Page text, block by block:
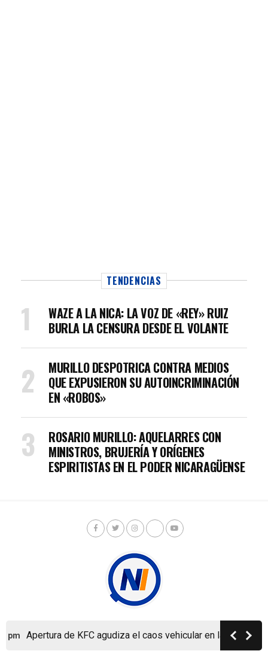
pm Apertura de KFC agudiza el caos vehicular en la ya
TENDENCIAS
WAZE A LA NICA: LA VOZ DE «REY» RUIZ
BURLA LA CENSURA DESDE EL VOLANTE
MURILLO DESPOTRICA CONTRA MEDIOS
QUE EXPUSIERON SU AUTOINCRIMINACIÓN
EN «ROBOS»
ROSARIO MURILLO: AQUELARRES CON
MINISTROS, BRUJERÍA Y ORÍGENES
ESPIRITISTAS EN EL PODER NICARAGÜENSE
Copyright © Nicaragua Investiga 2024